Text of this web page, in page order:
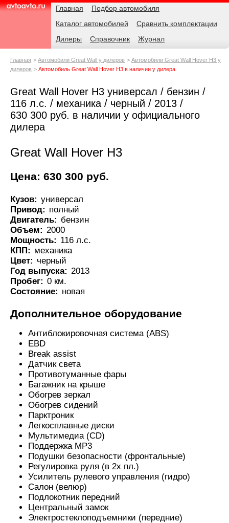
AvtoAvto.ru
Навигация Главная
Подбор автомобиля
Каталог автомобилей
Сравнить комплектации
Дилеры
Справочник Журнал
Родительские
Главная Автомобили Great Wall у дилеров
Автомобили Great Wall Hover H3 у
дилеров
Автомобиль Great Wall Hover H3 в наличии у дилера
Great Wall Hover H3 универсал / бензин /
116 л.с. / механика / черный / 2013 /
630 300 руб. в наличии у официального
дилера
Great Wall Hover H3
Цена: 630 300 руб.
Кузов: универсал
Привод: полный
Двигатель: бензин
Объем: 2000
Мощность: 116 л.с.
КПП: механика
Цвет: черный
Год выпуска: 2013
Пробег: 0 км.
Состояние: новая
Дополнительное оборудование
Антиблокировочная система (ABS)
EBD
Break assist
Датчик света
Противотуманные фары
Багажник на крыше
Обогрев зеркал
Обогрев сидений
Парктроник
Легкосплавные диски
Мультимедиа (CD)
Поддержка MP3
Подушки безопасности (фронтальные)
Регулировка руля (в 2х пл.)
Усилитель рулевого управления (гидро)
Салон (велюр)
Подлокотник передний
Центральный замок
Электростеклоподъемники (передние)